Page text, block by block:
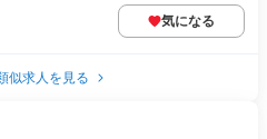
気になる
似求人を見る